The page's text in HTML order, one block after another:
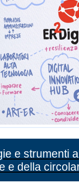
e strumenti
e della